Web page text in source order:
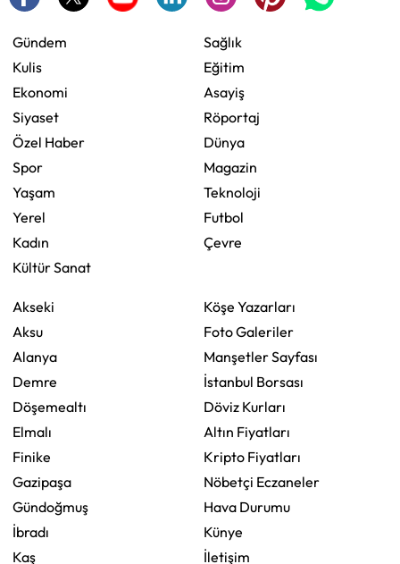
Gündem
Kulis
Ekonomi
Siyaset
Özel Haber
Spor
Yaşam
Yerel
Kadın
Kültür Sanat
Sağlık
Eğitim
Asayiş
Röportaj
Dünya
Magazin
Teknoloji
Futbol
Çevre
Akseki
Aksu
Alanya
Demre
Döşemealtı
Elmalı
Finike
Gazipaşa
Gündoğmuş
İbradı
Kaş
Köşe Yazarları
Foto Galeriler
Manşetler Sayfası
İstanbul Borsası
Döviz Kurları
Altın Fiyatları
Kripto Fiyatları
Nöbetçi Eczaneler
Hava Durumu
Künye
İletişim